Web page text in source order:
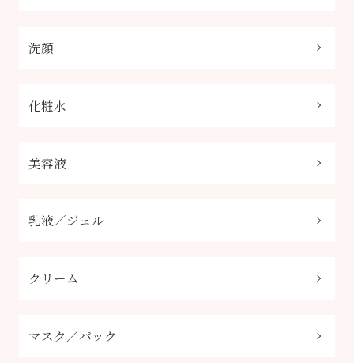
洗顔
化粧水
美容液
乳液／ジェル
クリーム
マスク／パック